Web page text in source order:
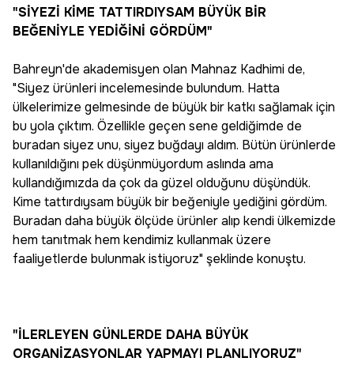
"SİYEZİ KİME TATTIRDIYSAM BÜYÜK BİR
BEĞENİYLE YEDİĞİNİ GÖRDÜM"
Bahreyn'de akademisyen olan Mahnaz Kadhimi de,
"Siyez ürünleri incelemesinde bulundum. Hatta
ülkelerimize gelmesinde de büyük bir katkı sağlamak için
bu yola çıktım. Özellikle geçen sene geldiğimde de
buradan siyez unu, siyez buğdayı aldım. Bütün ürünlerde
kullanıldığını pek düşünmüyordum aslında ama
kullandığımızda da çok da güzel olduğunu düşündük.
Kime tattırdıysam büyük bir beğeniyle yediğini gördüm.
Buradan daha büyük ölçüde ürünler alıp kendi ülkemizde
hem tanıtmak hem kendimiz kullanmak üzere
faaliyetlerde bulunmak istiyoruz" şeklinde konuştu.
"İLERLEYEN GÜNLERDE DAHA BÜYÜK
ORGANİZASYONLAR YAPMAYI PLANLIYORUZ"